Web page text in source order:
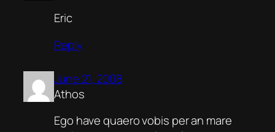
Eric
Reply
June 21, 2008
Athos
Ego have quaero vobis per an mare